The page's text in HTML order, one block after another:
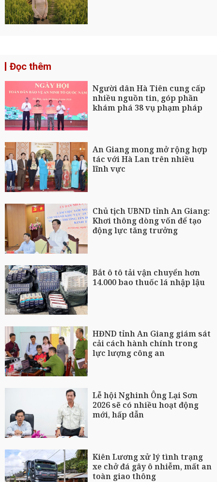
Đọc thêm
Người dân Hà Tiên cung cấp
nhiều nguồn tin, góp phần
khám phá 38 vụ phạm pháp
An Giang mong mở rộng hợp
tác với Hà Lan trên nhiều
lĩnh vực
Chủ tịch UBND tỉnh An Giang:
Khơi thông dòng vốn để tạo
động lực tăng trưởng
Bắt ô tô tải vận chuyển hơn
14.000 bao thuốc lá nhập lậu
HĐND tỉnh An Giang giám sát
cải cách hành chính trong
lực lượng công an
Lễ hội Nghinh Ông Lại Sơn
2026 sẽ có nhiều hoạt động
mới, hấp dẫn
Kiên Lương xử lý tình trạng
xe chở đá gây ô nhiễm, mất an
toàn giao thông